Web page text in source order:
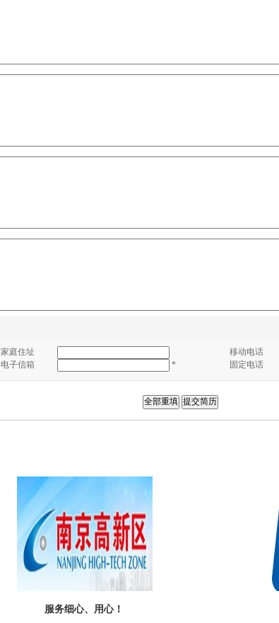
家庭住址 移动电话
电子信箱
* 固定电话
服务细心、用心！